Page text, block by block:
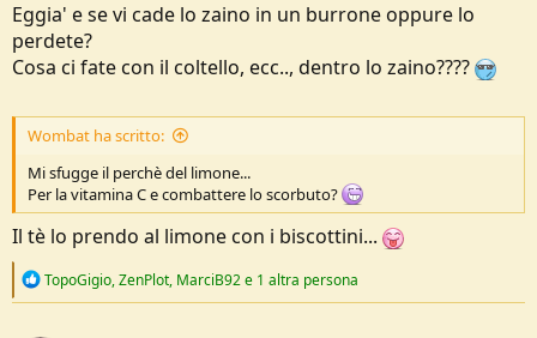
Eggia' e se vi cade lo zaino in un burrone oppure lo
perdete?
Cosa ci fate con il coltello, ecc.., dentro lo zaino????
Wombat ha scritto:
Mi sfugge il perchè del limone...
Per la vitamina C e combattere lo scorbuto?
Il tè lo prendo al limone con i biscottini...
R
TopoGigio,ZenPlot, MarciB92e 1 altra persona